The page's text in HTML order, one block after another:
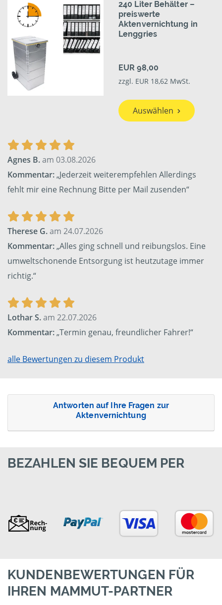
240 Liter Behälter –
preiswerte
Aktenvernichtung in
Lenggries
EUR 98,00
zzgl. EUR 18,62 MwSt.
Auswählen
Agnes B.am 03.08.2026
Kommentar:„Jederzeit weiterempfehlen Allerdings
fehlt mir eine Rechnung Bitte per Mail zusenden“
Therese G.am 24.07.2026
Kommentar:„Alles ging schnell und reibungslos. Eine
umweltschonende Entsorgung ist heutzutage immer
richtig.“
Lothar S.am 22.07.2026
Kommentar:„Termin genau, freundlicher Fahrer!“
alle Bewertungen zu diesem Produkt
Antworten auf Ihre Fragen zur
Aktenvernichtung
BEZAHLEN SIE BEQUEM PER
KUNDENBEWERTUNGEN FÜR
IHREN MAMMUT-PARTNER